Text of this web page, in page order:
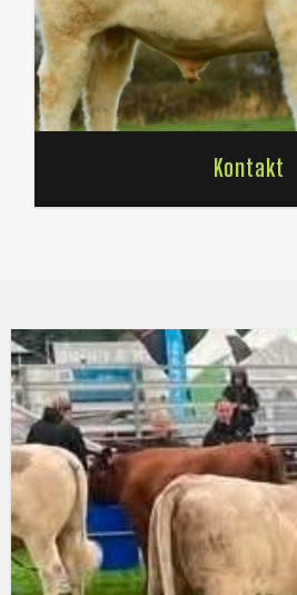
Kontakt